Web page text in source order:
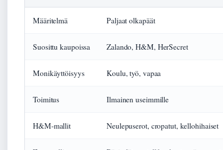
Määritelmä Paljaat olkapäät
Suosittu kaupoissa Zalando, H&M, HerSecret
Monikäyttöisyys Koulu, työ, vapaa
Toimitus Ilmainen useimmille
H&M-mallit Neulepuserot, cropatut, kellohihaiset